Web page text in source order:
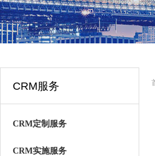
CRM服务
CRM定制服务
CRM实施服务